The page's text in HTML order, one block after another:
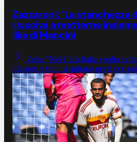
Zazzaroni: "La stanchezza
riusciva a metterne
like di Mancini
Zola: "Nel Club Italia voglio
Chiagni e fotti: si agitano per il ct e